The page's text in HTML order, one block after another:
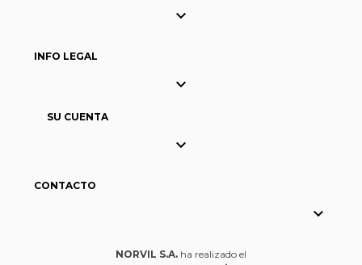

INFO LEGAL

SU CUENTA

CONTACTO

NORVIL S.A. ha realizado el